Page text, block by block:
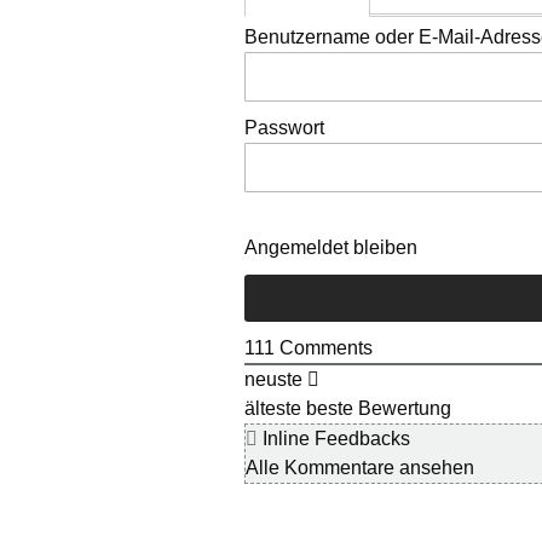
Benutzername oder E-Mail-
Passwort
Angemeldet bleiben
111 Comments
neuste
älteste beste Bewertung
Inline Feedbacks
Alle Kommentare ansehen